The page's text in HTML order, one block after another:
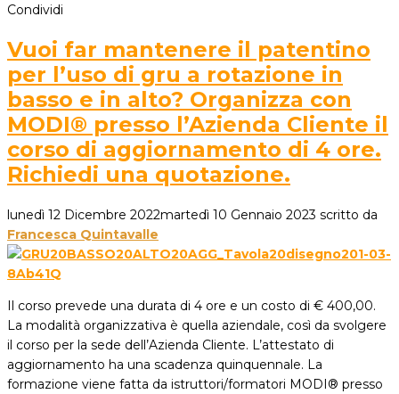
Condividi
Vuoi far mantenere il patentino
per l’uso di gru a rotazione in
basso e in alto? Organizza con
MODI® presso l’Azienda Cliente il
corso di aggiornamento di 4 ore.
Richiedi una quotazione.
lunedì 12 Dicembre 2022martedì 10 Gennaio 2023 scritto da
Francesca Quintavalle
Il corso prevede una durata di 4 ore e un costo di € 400,00.
La modalità organizzativa è quella aziendale, così da svolgere
il corso per la sede dell’Azienda Cliente. L’attestato di
aggiornamento ha una scadenza quinquennale. La
formazione viene fatta da istruttori/formatori MODI® presso